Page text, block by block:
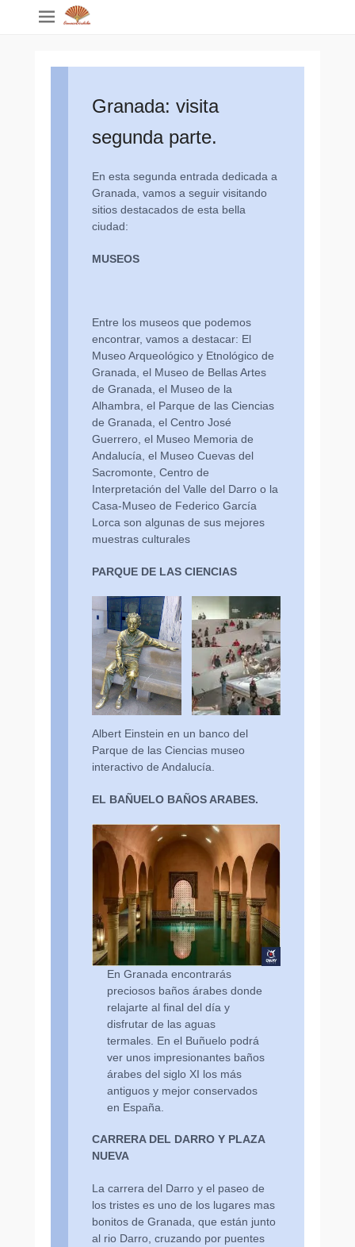
Granada: visita
segunda parte.
En esta segunda entrada dedicada a
Granada, vamos a seguir visitando
sitios destacados de esta bella
ciudad:
MUSEOS
P
U
D
I
T
M
R
A
Entre los museos que podemos
encontrar, vamos a destacar: El
Museo Arqueológico y Etnológico de
Granada, el Museo de Bellas Artes
de Granada, el Museo de la
Alhambra, el Parque de las Ciencias
de Granada, el Centro José
Guerrero, el Museo Memoria de
Andalucía, el Museo Cuevas del
Sacromonte, Centro de
Interpretación del Valle del Darro o la
Casa-Museo de Federico García
Lorca son algunas de sus mejores
muestras culturales
PARQUE DE LAS CIENCIAS
Albert Einstein en un banco del
Parque de las Ciencias museo
interactivo de Andalucía.
EL BAÑUELO BAÑOS ARABES.
En Granada encontrarás
preciosos baños árabes donde
relajarte al final del día y
disfrutar de las aguas
termales. En el Buñuelo podrá
ver unos impresionantes baños
árabes del siglo XI los más
antiguos y mejor conservados
en España.
CARRERA DEL DARRO Y PLAZA
NUEVA
La carrera del Darro y el paseo de
los tristes es uno de los lugares mas
bonitos de Granada, que están junto
al rio Darro, cruzando por puentes